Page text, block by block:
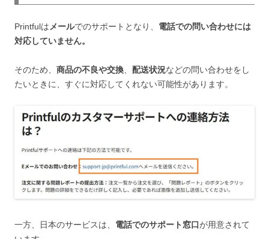
Printfulは メールでのサポートとなり、 電話での問い合わせには
対応していません。
そのため、 商品の不良や交換 配送状況などの問い合わせをし
たいときに、すぐに対応してくれない可能性があります。
一方、日本のサービスは、 電話でのサポート窓口が用意されて